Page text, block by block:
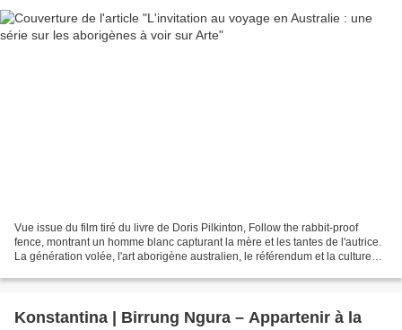
Vue issue du film tiré du livre de Doris Pilkinton, Follow the rabbit-proof
fence, montrant un homme blanc capturant la mère et les tantes de l'autrice.
La génération volée, l'art aborigène australien, le référendum et la culture
Konstantina | Birrung Ngura – Appartenir à la